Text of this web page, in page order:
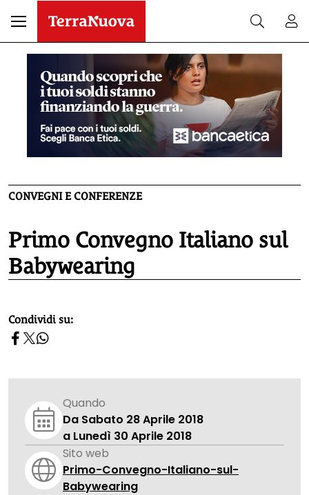
CONVEGNI E CONFERENZE
Primo Convegno Italiano sul
Babywearing
homepage h2
Condividi su:
Quando
Da Sabato 28 Aprile 2018
a Lunedì 30 Aprile 2018
Sito web
Primo-Convegno-Italiano-sul-
Babywearing